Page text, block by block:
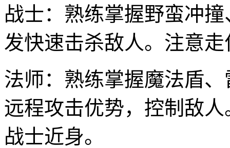
战士：熟练掌握野蛮冲
发快速击杀敌人。注意
法师：熟练掌握魔法盾
远程攻击优势，控制敌
战士近身。